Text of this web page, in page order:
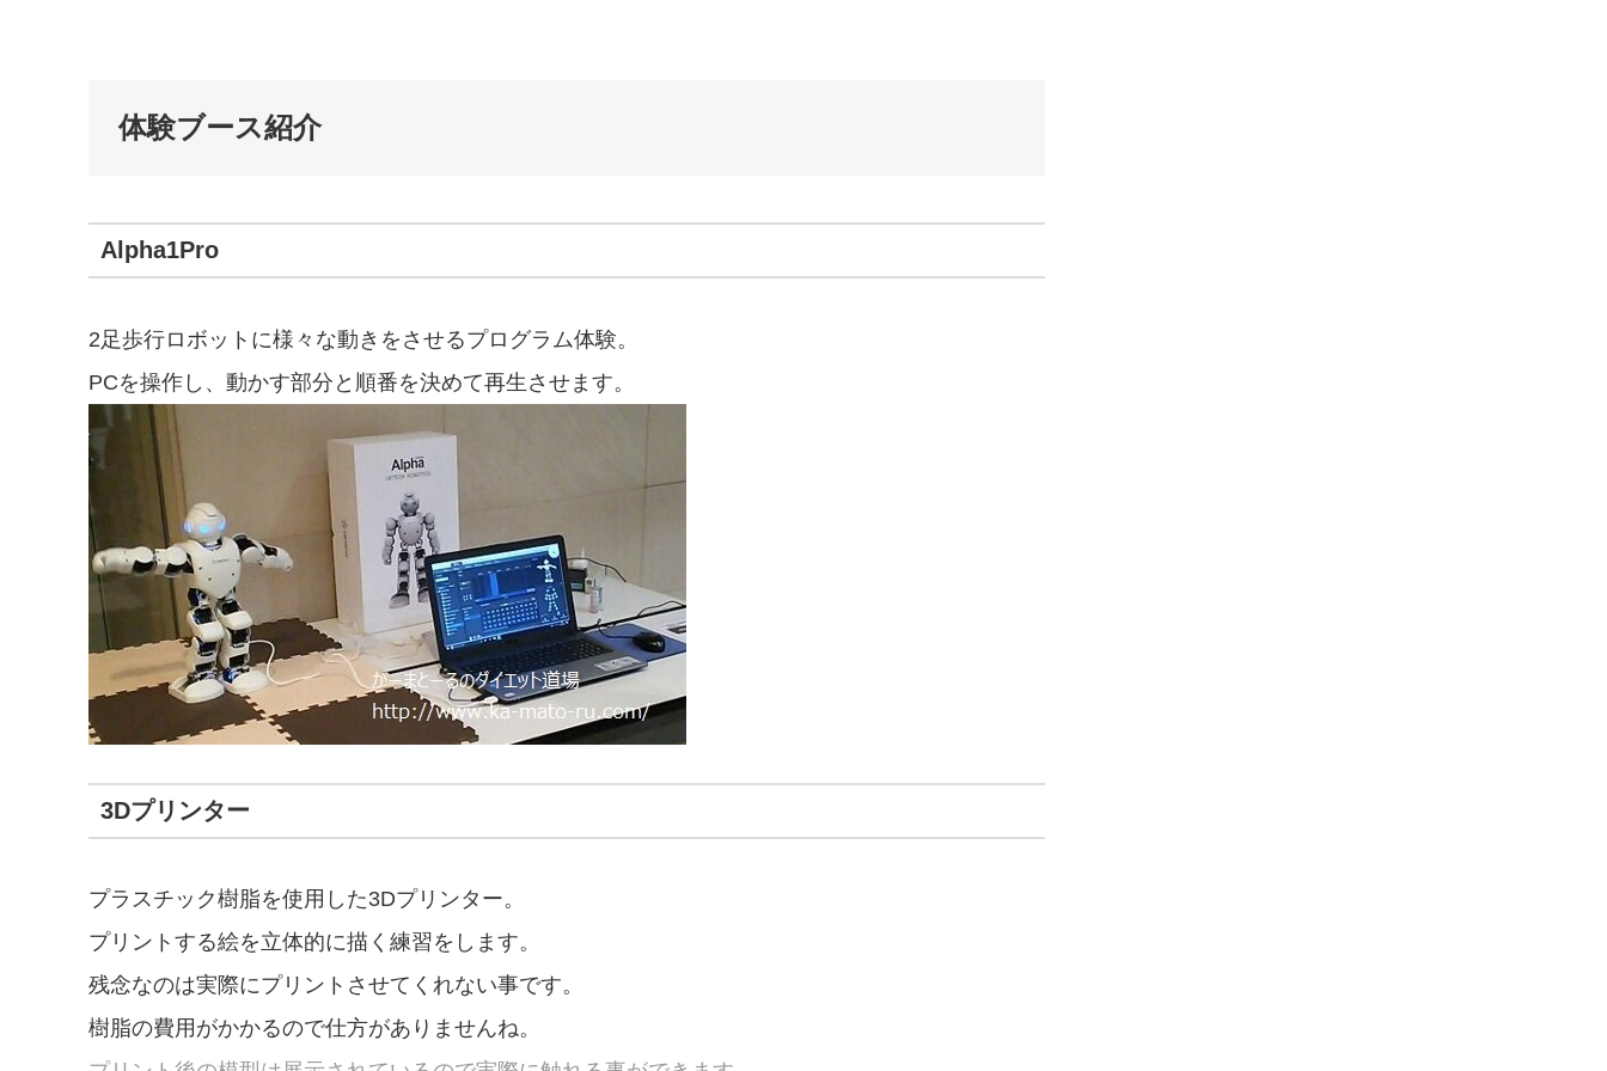
体験ブース紹介
Alpha1Pro
2足歩行ロボットに様々な動きをさせるプログラム体験。
PCを操作し、動かす部分と順番を決めて再生させます。
3Dプリンター
プラスチック樹脂を使用した3Dプリンター。
プリントする絵を立体的に描く練習をします。
残念なのは実際にプリントさせてくれない事です。
樹脂の費用がかかるので仕方がありませんね。